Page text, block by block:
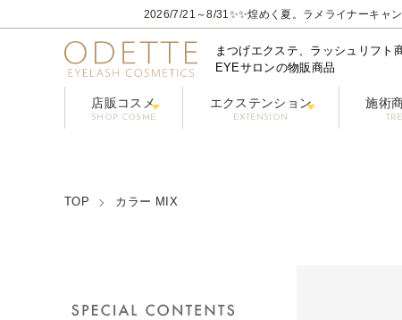
2026/7/21～8/31 ✨✨煌めく夏。ラメライナーキャ
まつげエクステ、ラッシュリフト
EYEサロンの物販商品
店販コスメ
SHOP COSME
エクステンション
EXTENSION
施術
TOP カラー MIX